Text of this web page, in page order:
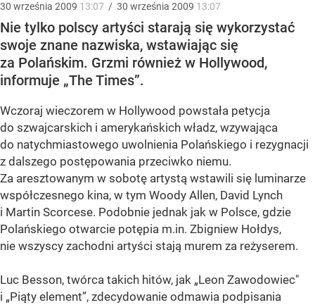
30 września 2009 13:07 / 30 września 2009 13:07
Nie tylko polscy artyści starają się wykorzystać
swoje znane nazwiska, wstawiając się
za Polańskim. Grzmi również w Hollywood,
informuje „The Times”.
Wczoraj wieczorem w Hollywood powstała petycja
do szwajcarskich i amerykańskich władz, wzywająca
do natychmiastowego uwolnienia Polańskiego i rezygnacji
z dalszego postępowania przeciwko niemu.
Za aresztowanym w sobotę artystą wstawili się luminarze
współczesnego kina, w tym Woody Allen, David Lynch
i Martin Scorcese. Podobnie jednak jak w Polsce, gdzie
Polańskiego otwarcie potępia m.in. Zbigniew Hołdys,
nie wszyscy zachodni artyści stają murem za reżyserem.
Luc Besson, twórca takich hitów, jak „Leon Zawodowiec"
i „Piąty element”, zdecydowanie odmawia podpisania